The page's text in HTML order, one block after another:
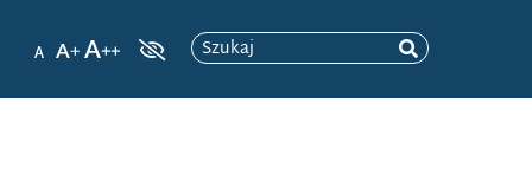
Szukaj
BLOKADA INFORMACYJNA
BOTNET